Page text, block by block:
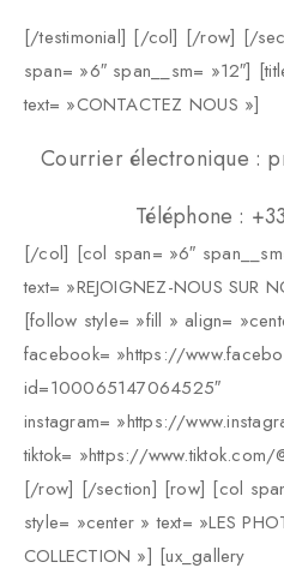
[/testimonial] [/col] [/row] [/
span= »6″ span__sm= »12″]
text= »CONTACTEZ NOUS »]
Courrier électronique :
Téléphone :
[/col] [col span= »6″
text= »REJOIGNEZ-NOUS SUR
[follow style= »fill » align=
facebook= »https://
id=100065147064525″
instagram= »https://
tiktok= »https://
[/row] [/section] [row] [col
style= »center » text= »LES
COLLECTION »] [ux_gallery